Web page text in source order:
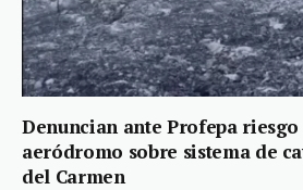
Denuncian ante Profepa
aeródromo sobre sistema de
del Carmen